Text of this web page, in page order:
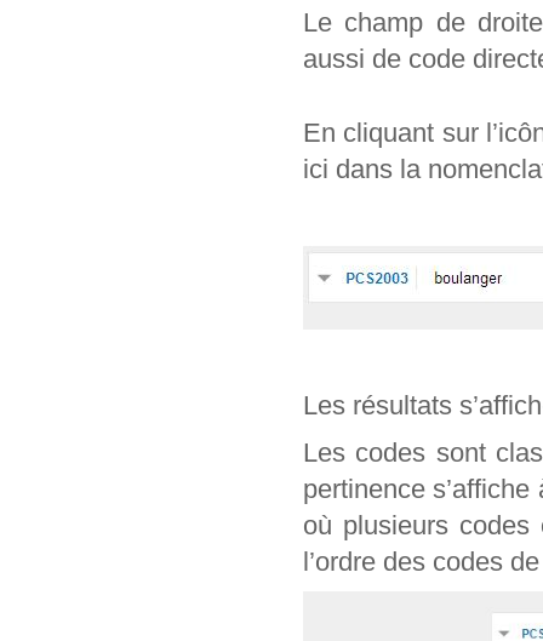
Le champ de
aussi de code
En cliquant sur
ici dans la
Les résultats
Les codes sont
pertinence
où plusieurs
l’ordre des codes